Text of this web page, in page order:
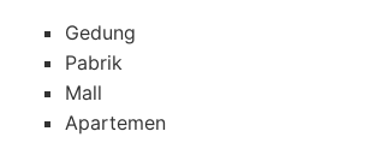
Gedung
Pabrik
Mall
Apartemen